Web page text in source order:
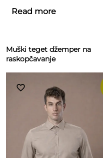
Read more
Muški teget džemper na
raskopčavanje